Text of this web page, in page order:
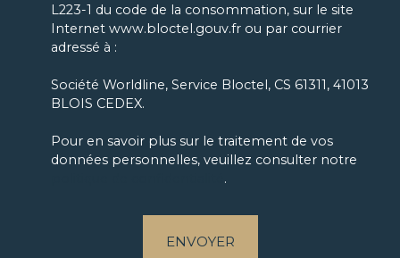
L223-1 du code de la consommation, sur le site
Internet www.bloctel.gouv.fr ou par courrier
adressé à :
Société Worldline, Service Bloctel, CS 61311, 41013
BLOIS CEDEX.
Pour en savoir plus sur le traitement de vos
données personnelles, veuillez consulter notre
.
ENVOYER